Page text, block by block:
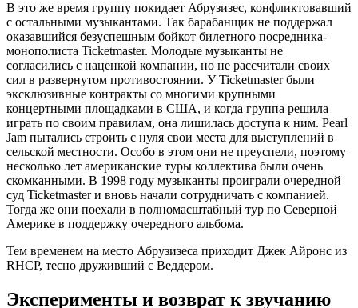
В это же время группу покидает Абрузизес, конфликтовавший
с остальными музыкантами. Так барабанщик не поддержал
оказавшийся безуспешным бойкот билетного посредника-
монополиста Ticketmaster. Молодые музыканты не
согласились с наценкой компании, но не рассчитали своих
сил в развернутом противостоянии. У Ticketmaster были
эксклюзивные контракты со многими крупными
концертными площадками в США, и когда группа решила
играть по своим правилам, она лишилась доступа к ним. Pearl
Jam пытались строить с нуля свои места для выступлений в
сельской местности. Особо в этом они не преуспели, поэтому
несколько лет американские туры коллектива были очень
скомканными. В 1998 году музыканты проиграли очередной
суд Ticketmaster и вновь начали сотрудничать с компанией.
Тогда же они поехали в полномасштабный тур по Северной
Америке в поддержку очередного альбома.
Тем временем на место Абрузизеса приходит Джек Айронс из
RHCP, тесно друживший с Веддером.
Эксперименты и возврат к звучанию